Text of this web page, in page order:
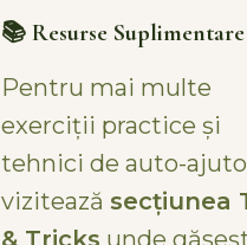
📚 Resurse Suplimentare
Pentru mai multe
exerciții practice și
tehnici de auto-
vizitează secțiunea
& Tricks unde